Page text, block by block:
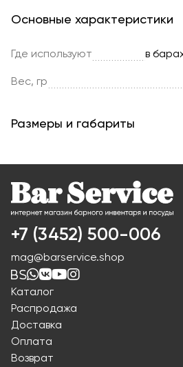
Основные характеристики
Где используют в
Вес, гр
Размеры и габариты
+7 (3452) 500-006
mag@barservice.shop
Каталог
Распродажа
Доставка
Оплата
Возврат